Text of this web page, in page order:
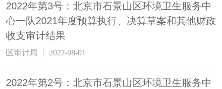
2022年第3号：北京市石景山区环境卫生服务中
心一队2021年度预算执行、决算草案和其他财政
收支审计结果
区审计局 2022-08-01
2022年第2号：北京市石景山区环境卫生服务中